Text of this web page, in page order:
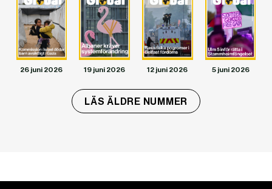
26 juni 2026 19 juni 2026 12 juni 2026 5 juni 2026
LÄS ÄLDRE NUMMER
DET GLOBALA PRESSTÖDET PRENUMERERA